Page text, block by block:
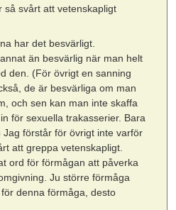
så svårt att vetenskapligt
har det besvärligt.
än besvärlig när man helt
den. (För övrigt en sanning
de är besvärliga om man
och sen kan man inte skaffa
för sexuella trakasserier. Bara
förstår för övrigt inte varför
att greppa vetenskapligt.
ord för förmågan att påverka
Ju större förmåga
denna förmåga, desto